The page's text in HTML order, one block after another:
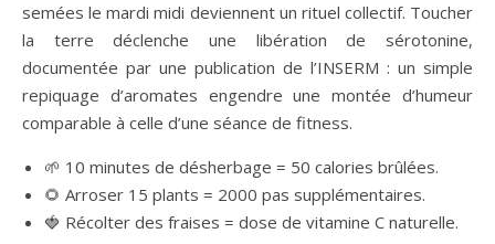
semées le mardi midi deviennent un rituel collectif. Toucher
la terre déclenche une libération de sérotonine,
documentée par une publication de l’INSERM : un simple
repiquage d’aromates engendre une montée d’humeur
comparable à celle d’une séance de fitness.
🌱 10 minutes de désherbage = 50 calories brûlées.
🌻 Arroser 15 plants = 2000 pas supplémentaires.
🍓 Récolter des fraises = dose de vitamine C naturelle.